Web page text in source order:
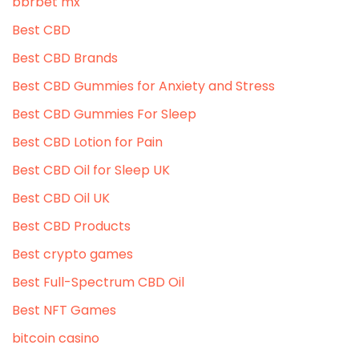
Best CBD
Best CBD Brands
Best CBD Gummies for Anxiety and Stress
Best CBD Gummies For Sleep
Best CBD Lotion for Pain
Best CBD Oil for Sleep UK
Best CBD Oil UK
Best CBD Products
Best crypto games
Best Full-Spectrum CBD Oil
Best NFT Games
bitcoin casino